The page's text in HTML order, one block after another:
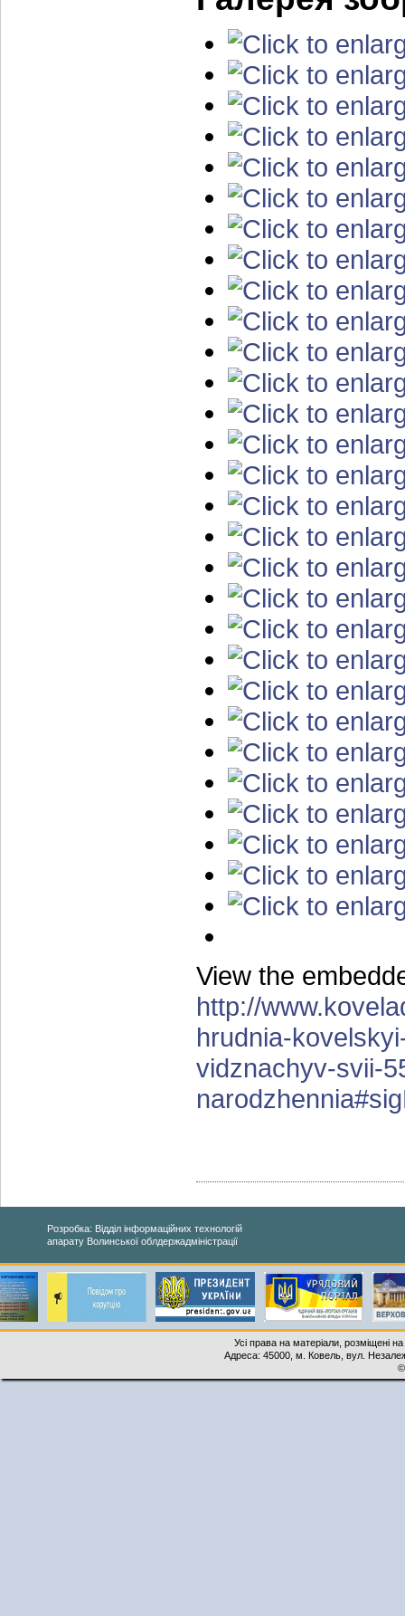
View the
http://
hrudnia-
vidznachyv-svii-
Розробка: Відділ інформаційних технологій
апарату Волинської облдержадміністрації
Усі права на матеріали, розміщені
Адреса: 45000, м. Ковель, вул.